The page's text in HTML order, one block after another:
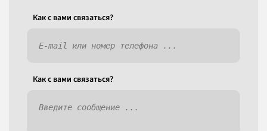
Как c вами связаться?
Как c вами связаться?